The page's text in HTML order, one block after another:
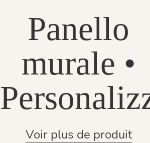
Panello
murale •
Voir plus de produit